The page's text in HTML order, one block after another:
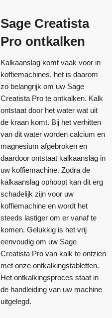
Sage Creatista
Pro ontkalken
Kalkaanslag komt vaak voor in
koffiemachines, het is daarom
zo belangrijk om uw Sage
Creatista Pro te ontkalken. Kalk
ontstaat door het water wat uit
de kraan komt. Bij het verhitten
van dit water worden calcium en
magnesium afgebroken en
daardoor ontstaat kalkaanslag in
uw koffiemachine. Zodra de
kalkaanslag ophoopt kan dit erg
schadelijk zijn voor uw
koffiemachine en wordt het
steeds lastiger om er vanaf te
komen. Gelukkig is het vrij
eenvoudig om uw Sage
Creatista Pro van kalk te ontzien
met onze ontkalkingstabletten.
Het ontkalkingsproces staat in
de handleiding van uw machine
uitgelegd.